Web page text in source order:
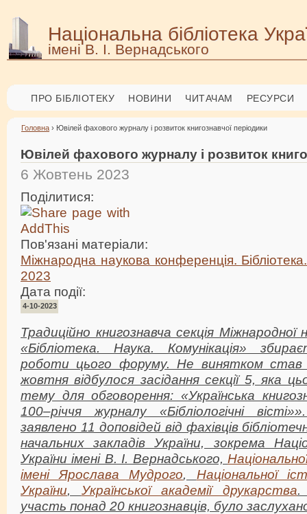
Національна бібліотека
імені В. І. Вернадського
ПРО БІБЛІОТЕКУ НОВИНИ ЧИТАЧАМ РЕСУРСИ
Головна › Ювілей фахового журналу і розвиток книгознавчої періодики
Ювілей фахового журналу і розвиток
6 Жовтень 2023
Поділитися:
Пов'язані матеріали:
Міжнародна наукова конференція.
2023
Дата події:
4-10-2023
Традиційно книгознавча секція Міжнародної
«Бібліотека. Наука. Комунікація»
роботи цього форуму. Не винятком став
жовтня відбулося засідання секції 5, яка
тему для обговорення: «Українська
100–річчя журналу «Бібліологічні
заявлено 11 доповідей від фахівців
начальних закладів України, зокрема
України імені В. І. Вернадського,
імені Ярослава Мудрого, Національної
України, Української академії друкарства.
участь понад 20 книгознавців, було